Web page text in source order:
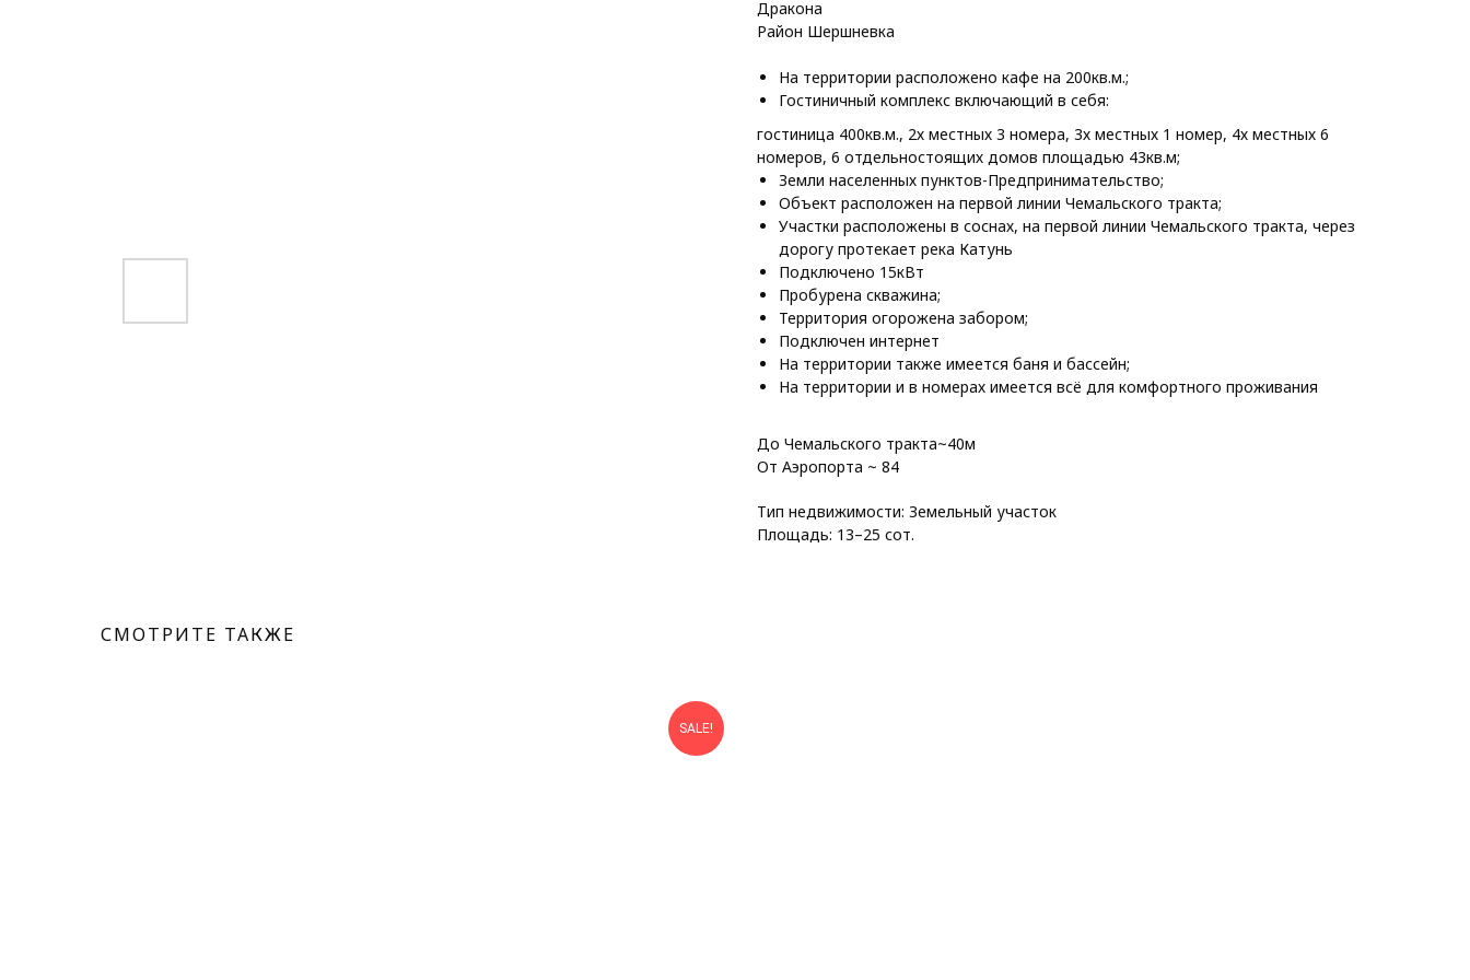
Дракона
Район Шершневка
На территории расположено кафе на 200кв.м.;
Гостиничный комплекс включающий в себя:
гостиница 400кв.м., 2х местных 3 номера, 3х местных 1 номер, 4х местных 6
номеров, 6 отдельностоящих домов площадью 43кв.м;
Земли населенных пунктов-Предпринимательство;
Объект расположен на первой линии Чемальского тракта;
Участки расположены в соснах, на первой линии Чемальского тракта, через
дорогу протекает река Катунь
Подключено 15кВт
Пробурена скважина;
Территория огорожена забором;
Подключен интернет
На территории также имеется баня и бассейн;
На территории и в номерах имеется всё для комфортного проживания
До Чемальского тракта~40м
От Аэропорта ~ 84
Тип недвижимости: Земельный участок
Площадь: 13–25 сот.
СМОТРИТЕ ТАКЖЕ
SALE!